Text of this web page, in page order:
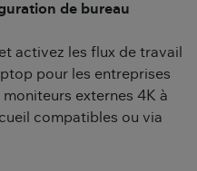
de bureau
activez les flux de travail
pour les entreprises
externes 4K à
compatibles ou via